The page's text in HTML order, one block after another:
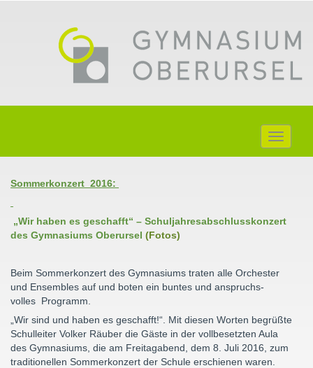
Toggle
Sommerkonzert 2016:
„Wir haben es geschafft“ – Schuljahresabschlusskonzert
des Gymnasiums Oberursel (Fotos)
Beim Sommerkonzert des Gymnasiums traten alle Orchester
und Ensembles auf und boten ein buntes und anspruchs-
volles Programm.
„Wir sind und haben es geschafft!“. Mit diesen Worten begrüßte
Schulleiter Volker Räuber die Gäste in der vollbesetzten Aula
des Gymnasiums, die am Freitagabend, dem 8. Juli 2016, zum
traditionellen Sommerkonzert der Schule erschienen waren.